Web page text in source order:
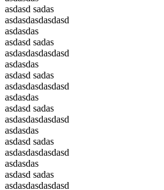
asdasd sadas
asdasdasdasdasd
asdasdas
asdasd sadas
asdasdasdasdasd
asdasdas
asdasd sadas
asdasdasdasdasd
asdasdas
asdasd sadas
asdasdasdasdasd
asdasdas
asdasd sadas
asdasdasdasdasd
asdasdas
asdasd sadas
asdasdasdasdasd